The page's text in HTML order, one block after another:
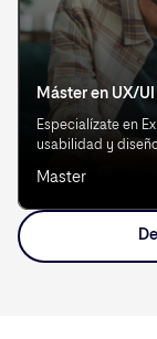
Máster en UX/UI
Especialízate en
usabilidad y
Master